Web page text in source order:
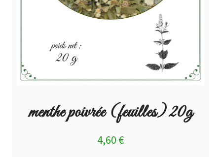
menthe poivrée (feuilles) 20g
4,60 €